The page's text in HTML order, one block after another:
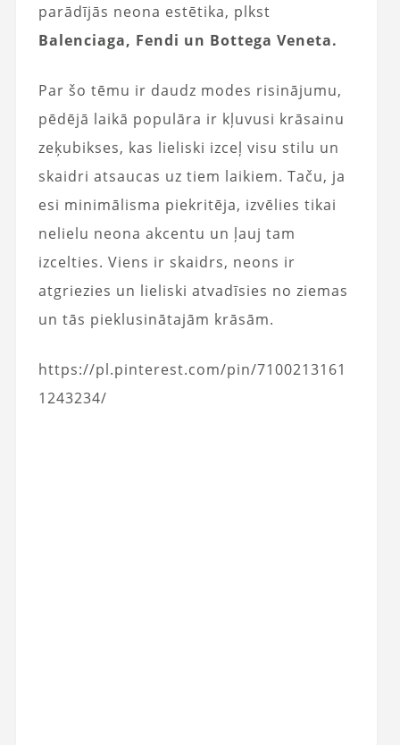
parādījās neona estētika, plkst
Balenciaga, Fendi un Bottega Veneta.
Par šo tēmu ir daudz modes risinājumu,
pēdējā laikā populāra ir kļuvusi krāsainu
zeķubikses, kas lieliski izceļ visu stilu un
skaidri atsaucas uz tiem laikiem. Taču, ja
esi minimālisma piekritēja, izvēlies tikai
nelielu neona akcentu un ļauj tam
izcelties. Viens ir skaidrs, neons ir
atgriezies un lieliski atvadīsies no ziemas
un tās pieklusinātajām krāsām.
https://pl.pinterest.com/pin/7100213161
1243234/